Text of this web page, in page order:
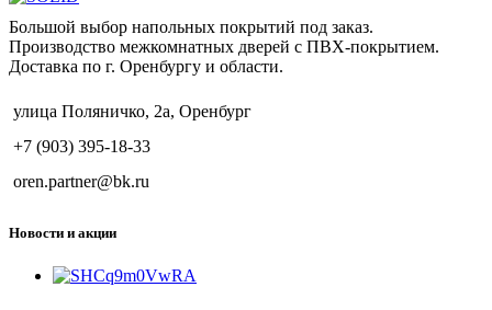
Большой выбор напольных покрытий под заказ.
Производство межкомнатных дверей с ПВХ-покрытием.
Доставка по г. Оренбургу и области.
улица Поляничко, 2а, Оренбург
+7 (903) 395-18-33
oren.partner@bk.ru
Новости и акции